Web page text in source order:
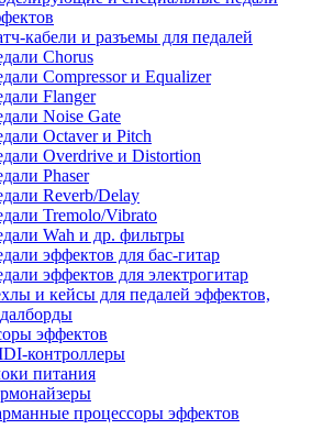
кабели и разъемы для педалей
Chorus
Compressor и Equalizer
Flanger
Noise Gate
Octaver и Pitch
Overdrive и Distortion
Phaser
Reverb/Delay
Tremolo/Vibrato
Wah и др. фильтры
эффектов для бас-гитар
эффектов для электрогитар
и кейсы для педалей эффектов,
эффектов
контроллеры
питания
процессоры эффектов